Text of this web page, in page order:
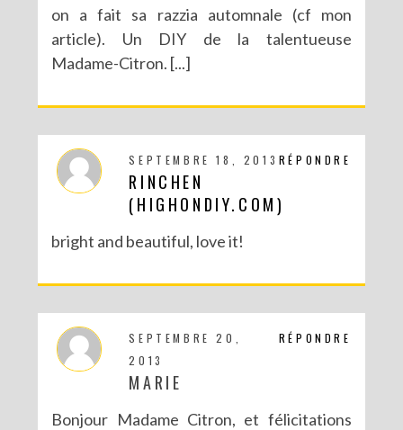
on a fait sa razzia automnale (cf mon
article). Un DIY de la talentueuse
Madame-Citron. [...]
RÉPONDRE
SEPTEMBRE 18, 2013
RINCHEN
(HIGHONDIY.COM)
bright and beautiful, love it!
RÉPONDRE
SEPTEMBRE 20,
2013
MARIE
Bonjour Madame Citron, et félicitations